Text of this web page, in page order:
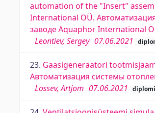
automation of the "Insert"
International OÜ.
заводе Aquaphor International
Leontiev, Sergey 07.06.2021
23. Gaasigeneraatori
Автоматизация системы
Lossev, Artjom 07.06.2021